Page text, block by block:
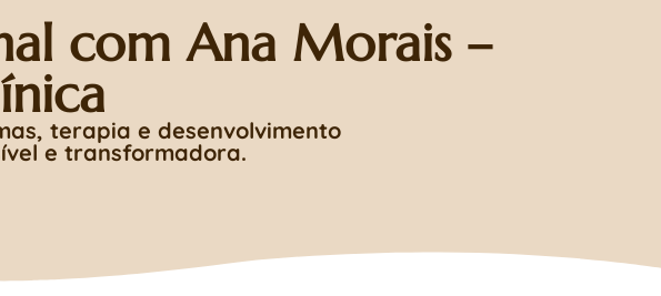
com Ana Morais –
terapia e desenvolvimento
e transformadora.